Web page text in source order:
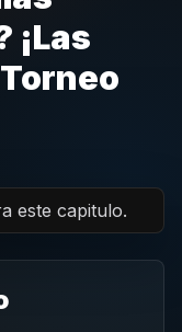
¡Las
este capitulo.